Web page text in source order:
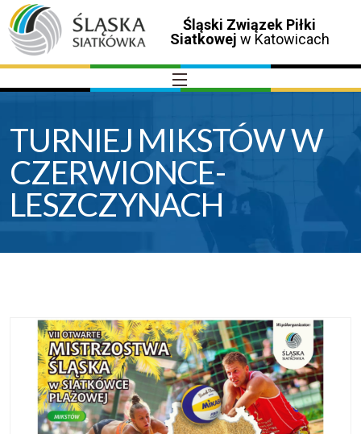
Śląski Związek Piłki
Siatkowej w Katowicach
TURNIEJ MIKSTÓW W
CZERWIONCE-
LESZCZYNACH